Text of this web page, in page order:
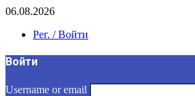
06.08.2026
Рег. / Войти
Войти
Username or email